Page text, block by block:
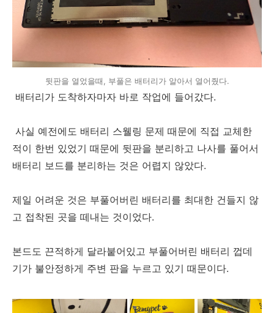
뒷판을 열었을때, 부풀은 배터리가 알아서 열어줬다.
배터리가 도착하자마자 바로 작업에 들어갔다.
사실 예전에도 배터리 스웰링 문제 때문에 직접 교체한
적이 한번 있었기 때문에 뒷판을 분리하고 나사를 풀어서
배터리 보드를 분리하는 것은 어렵지 않았다.
제일 어려운 것은 부풀어버린 배터리를 최대한 건들지 않
고 접착된 곳을 떼내는 것이었다.
본드도 끈적하게 달라붙어있고 부풀어버린 배터리 껍데
기가 불안정하게 주변 판을 누르고 있기 때문이다.